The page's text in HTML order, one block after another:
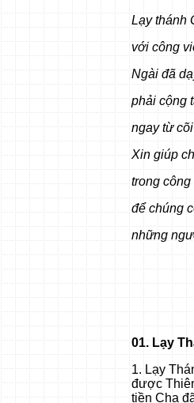
Lạy thánh
với công
Ngài đã
phải cộng
ngay từ
Xin giúp
trong
để chúng
những
01. Lạy
1. Lạy
được
tiền Cha